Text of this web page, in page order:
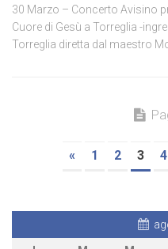
30 Marzo – Concerto Avisino
Cuore di Gesù a Torreglia -
Torreglia diretta dal maestro
« 1 2 3 4